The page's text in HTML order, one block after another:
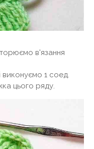
в'язання
виконуємо 1 соед.
цього ряду.